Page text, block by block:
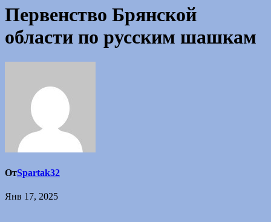
Первенство Брянской
области по русским шашкам
ОтSpartak32
Янв 17, 2025